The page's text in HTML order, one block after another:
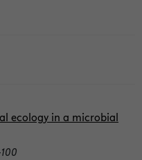
ecology in a microbial